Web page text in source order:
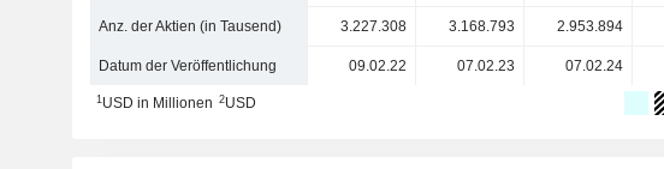
Anz. der Aktien (in Tausend) 3.227.308 3.168.793 2.953.894
Datum der Veröffentlichung 09.02.22 07.02.23 07.02.24
1USD in Millionen 2USD